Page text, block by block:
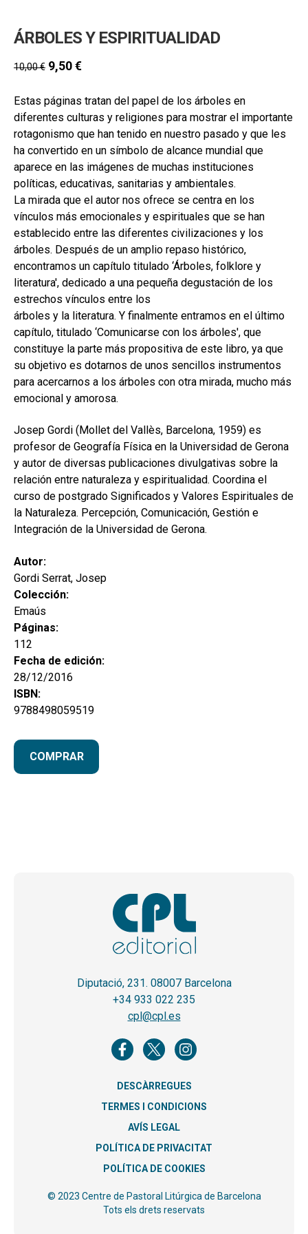
ÁRBOLES Y ESPIRITUALIDAD
10,00€ 9,50€
Estas páginas tratan del papel de los árboles en
diferentes culturas y religiones para mostrar el importante
rotagonismo que han tenido en nuestro pasado y que les
ha convertido en un símbolo de alcance mundial que
aparece en las imágenes de muchas instituciones
políticas, educativas, sanitarias y ambientales.
La mirada que el autor nos ofrece se centra en los
vínculos más emocionales y espirituales que se han
establecido entre las diferentes civilizaciones y los
árboles. Después de un amplio repaso histórico,
encontramos un capítulo titulado ‘Árboles, folklore y
literatura', dedicado a una pequeña degustación de los
estrechos vínculos entre los
árboles y la literatura. Y finalmente entramos en el último
capítulo, titulado ‘Comunicarse con los árboles', que
constituye la parte más propositiva de este libro, ya que
su objetivo es dotarnos de unos sencillos instrumentos
para acercarnos a los árboles con otra mirada, mucho más
emocional y amorosa.
Josep Gordi (Mollet del Vallès, Barcelona, 1959) es
profesor de Geografía Física en la Universidad de Gerona
y autor de diversas publicaciones divulgativas sobre la
relación entre naturaleza y espiritualidad. Coordina el
curso de postgrado Significados y Valores Espirituales de
la Naturaleza. Percepción, Comunicación, Gestión e
Integración de la Universidad de Gerona.
Autor:
Gordi Serrat, Josep
Colección:
Emaús
Páginas:
112
Fecha de edición:
28/12/2016
ISBN:
9788498059519
COMPRAR
Diputació, 231. 08007 Barcelona
+34 933 022 235
cpl@cpl.es
DESCÀRREGUES
TERMES I CONDICIONS
AVÍS LEGAL
POLÍTICA DE PRIVACITAT
POLÍTICA DE COOKIES
© 2023 Centre de Pastoral Litúrgica de Barcelona
Tots els drets reservats